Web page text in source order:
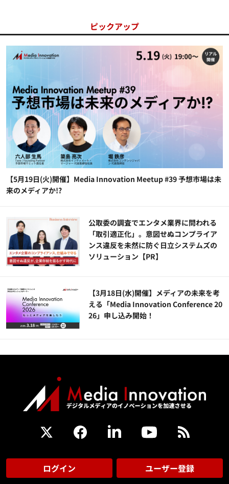
ピックアップ
【5月19日(火)開催】Media Innovation Meetup #39 予想市場は未
来のメディアか!?
公​​取委の調査でエンタメ業界に問われる
「取引適正化」。意図せぬコンプライア
ンス違反を未然に防ぐ日立システムズの
ソリューション​【PR】
【3月18日(水)開催】メディアの未来を考
える「Media Innovation Conference 20
26」申し込み開始！
ログイン ユーザー登録